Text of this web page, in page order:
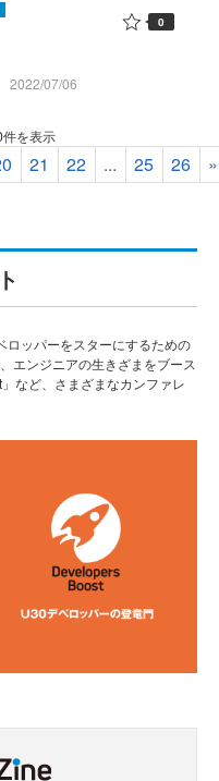
2022/07/06
0
を表示
21 22 ... 25 26 »
ッパーをスターにするための
エンジニアの生きざまをブース
など、さまざまなカンファレ